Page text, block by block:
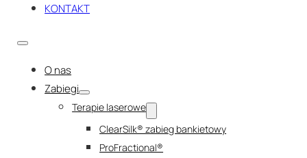
KONTAKT
O nas
Zabiegi
Terapie laserowe
ClearSilk® zabieg bankietowy
ProFractional®